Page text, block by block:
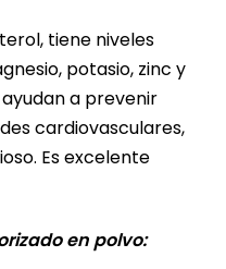
tiene niveles
potasio, zinc y
a prevenir
cardiovasculares,
Es excelente
en polvo: